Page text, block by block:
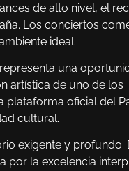
de alto nivel, el
Los conciertos
ideal.
una
artística de uno de los
plataforma oficial del
cultural.
exigente y profundo.
por la excelencia